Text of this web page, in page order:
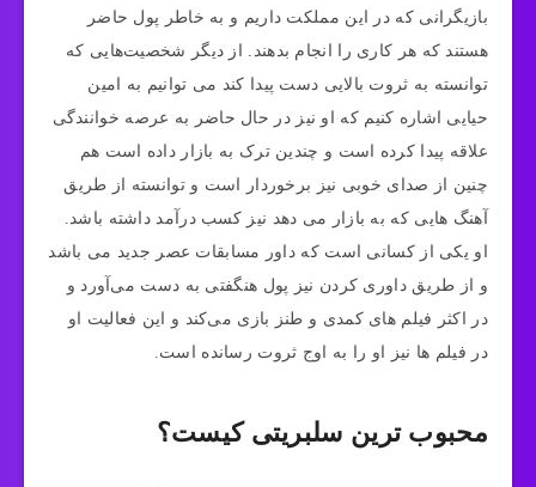
بازیگرانی که در این مملکت داریم و به خاطر پول حاضر
هستند که هر کاری را انجام بدهند. از دیگر شخصیت‌هایی که
توانسته به ثروت بالایی دست پیدا کند می توانیم به امین
حیایی اشاره کنیم که او نیز در حال حاضر به عرصه خوانندگی
علاقه پیدا کرده است و چندین ترک به بازار داده است هم
چنین از صدای خوبی نیز برخوردار است و توانسته از طریق
آهنگ هایی که به بازار می دهد نیز کسب درآمد داشته باشد.
او یکی از کسانی است که داور مسابقات عصر جدید می باشد
و از طریق داوری کردن نیز پول هنگفتی به دست می‌آورد و
در اکثر فیلم های کمدی و طنز بازی می‌کند و این فعالیت او
در فیلم ها نیز او را به اوج ثروت رسانده است.
محبوب ترین سلبریتی کیست؟